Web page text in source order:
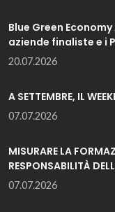
Blue Green
aziende finaliste e i
20.07.2026
A SETTEMBRE, IL
07.07.2026
MISURARE LA
RESPONSABILITÀ
07.07.2026